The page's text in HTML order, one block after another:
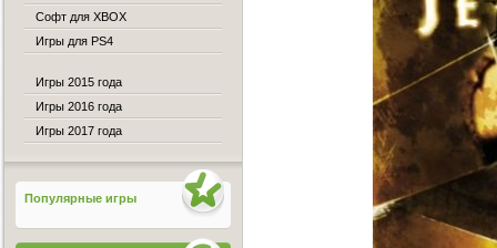
Софт для XBOX
Игры для PS4
Игры 2015 года
Игры 2016 года
Игры 2017 года
Популярные игры